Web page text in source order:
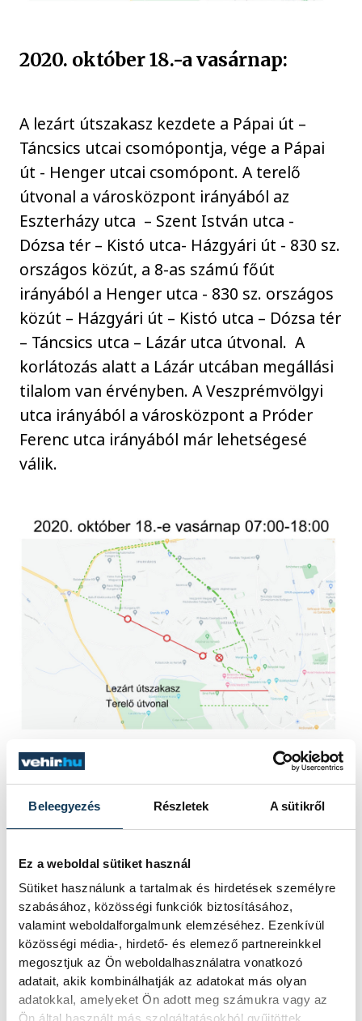
Beleegyezés Részletek A sütikről
Ez a weboldal sütiket használ
Sütiket használunk a tartalmak és hirdetések személyre
szabásához, közösségi funkciók biztosításához,
valamint weboldalforgalmunk elemzéséhez. Ezenkívül
közösségi média-, hirdető- és elemező partnereinkkel
megosztjuk az Ön weboldalhasználatra vonatkozó
adatait, akik kombinálhatják az adatokat más olyan
adatokkal, amelyeket Ön adott meg számukra vagy az
2020. október 18.-a vasárnap:
A lezárt útszakasz kezdete a Pápai út –
Táncsics utcai csomópontja, vége a Pápai
út - Henger utcai csomópont. A terelő
útvonal a városközpont irányából az
Eszterházy utca – Szent István utca -
Dózsa tér – Kistó utca- Házgyári út - 830 sz.
országos közút, a 8-as számú főút
irányából a Henger utca - 830 sz. országos
közút – Házgyári út – Kistó utca – Dózsa tér
– Táncsics utca – Lázár utca útvonal. A
korlátozás alatt a Lázár utcában megállási
tilalom van érvényben. A Veszprémvölgyi
utca irányából a városközpont a Próder
Ferenc utca irányából már lehetségesé
válik.
közérdekű közlekedés
SZERZŐ
vehir.hu